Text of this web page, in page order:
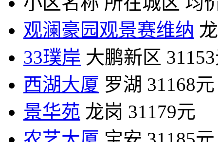
观澜豪园观景赛维纳
33璞岸 大鹏新区
西湖大厦 罗湖 31168元
景华苑 龙岗 31179元